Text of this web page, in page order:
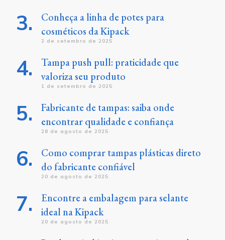
Conheça a linha de potes para
cosméticos da Kipack
2 de setembro de 2025
Tampa push pull: praticidade que
valoriza seu produto
1 de setembro de 2025
Fabricante de tampas: saiba onde
encontrar qualidade e confiança
28 de agosto de 2025
Como comprar tampas plásticas direto
do fabricante confiável
20 de agosto de 2025
Encontre a embalagem para selante
ideal na Kipack
20 de agosto de 2025